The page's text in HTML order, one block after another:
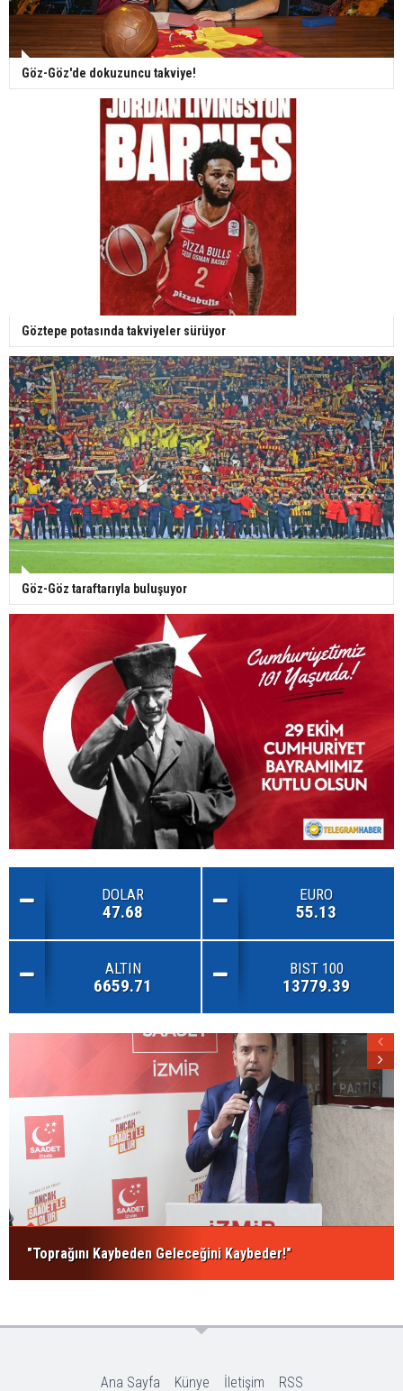
Göz-Göz'de dokuzuncu takviye!
Göztepe potasında takviyeler sürüyor
Göz-Göz taraftarıyla buluşuyor
DOLAR
47.68
EURO
55.13
ALTIN
6659.71
BIST 100
13779.39
"Toprağını Kaybeden Geleceğini Kaybeder!"
Ana Sayfa Künye İletişim RSS